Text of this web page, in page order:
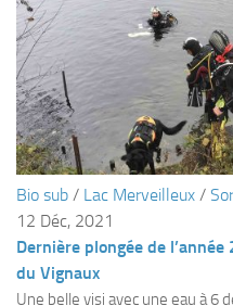
Maintien des acquis
Guide de palanquée
Initiateur
Moniteur Fédéral
Organisation
Responsables
Fosse
Bio sub / Lac Merveilleux /
12 Déc, 2021
Dernière plongée de
du Vignaux
Une belle visi avec une eau à 6